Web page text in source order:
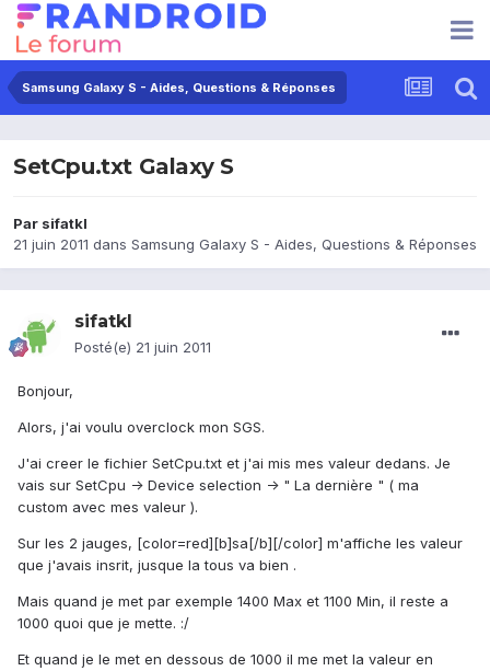
Samsung Galaxy S - Aides, Questions & Réponses
SetCpu.txt Galaxy S
Par sifatkl
21 juin 2011 dans Samsung Galaxy S - Aides, Questions & Réponses
sifatkl
Posté(e) 21 juin 2011
Bonjour,
Alors, j'ai voulu overclock mon SGS.
J'ai creer le fichier SetCpu.txt et j'ai mis mes valeur dedans. Je
vais sur SetCpu -> Device selection -> " La dernière " ( ma
custom avec mes valeur ).
Sur les 2 jauges, [color=red][b]sa[/b][/color] m'affiche les valeur
que j'avais insrit, jusque la tous va bien .
Mais quand je met par exemple 1400 Max et 1100 Min, il reste a
1000 quoi que je mette. :/
Et quand je le met en dessous de 1000 il me met la valeur en